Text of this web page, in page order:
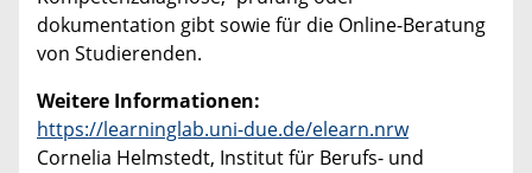
dokumentation gibt sowie für die Online-Beratung
von Studierenden.
Weitere Informationen:
https://learninglab.uni-due.de/elearn.nrw
Cornelia Helmstedt, Institut für Berufs- und